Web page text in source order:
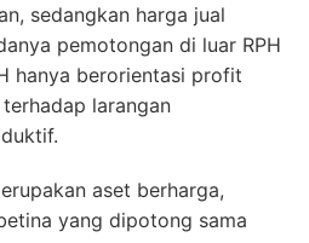
sedangkan harga jual
pemotongan di luar RPH
hanya berorientasi profit
larangan
aset berharga,
yang dipotong sama